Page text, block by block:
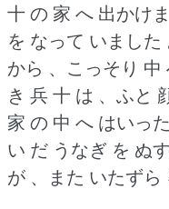
十 の 家 へ 出かけま
を なって いました
から 、こっそり 中
き 兵 十 は 、ふと
家 の 中 へ はいっ
い だ うなぎ を ぬ
が 、また いたずら